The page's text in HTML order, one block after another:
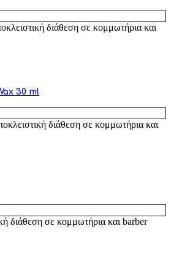
διάθεση σε κομμωτήρια και
30 ml
διάθεση σε κομμωτήρια και
διάθεση σε κομμωτήρια και barber